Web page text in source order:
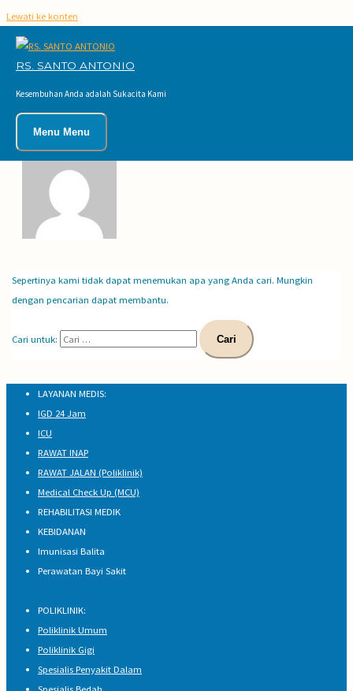
Lewati ke konten
RS. SANTO ANTONIO
Kesembuhan Anda adalah Sukacita Kami
Menu Menu
RUDERIKUS ANTONO
Sepertinya kami tidak dapat menemukan apa yang Anda cari. Mungkin
dengan pencarian dapat membantu.
Cari untuk:
LAYANAN MEDIS:
IGD 24 Jam
ICU
RAWAT INAP
RAWAT JALAN (Poliklinik)
Medical Check Up (MCU)
REHABILITASI MEDIK
KEBIDANAN
Imunisasi Balita
Perawatan Bayi Sakit
POLIKLINIK:
Poliklinik Umum
Poliklinik Gigi
Spesialis Penyakit Dalam